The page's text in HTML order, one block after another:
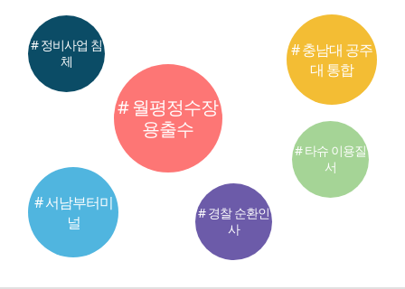
# 월평정수장
용출수
# 서남부터미
널
# 충남대 공주
대 통합
# 정비사업 침
체
# 경찰 순환인
사
# 타슈 이용질
서